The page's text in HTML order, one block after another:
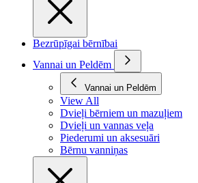
Bezrūpīgai bērnībai
Vannai un Peldēm
Vannai un Peldēm
View All
Dvieļi bērniem un mazuļiem
Dvieļi un vannas veļa
Piederumi un aksesuāri
Bērnu vanniņas